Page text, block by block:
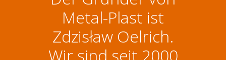
Metal-Plast ist
Zdzisław Oelrich.
Wir sind seit 2000